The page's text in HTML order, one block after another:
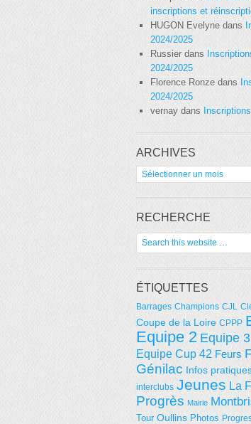
inscriptions et
HUGON Evelyne dans
2024/2025
Russier dans
2024/2025
Florence Ronze dans
2024/2025
vernay dans
ARCHIVES
Archives
RECHERCHE
ÉTIQUETTES
Barrages Champions CJL
Coupe de la Loire CPPP
Equipe 2 Equipe 3
Equipe Cup 42 Feurs
Génilac Infos
interclubs Jeunes La
Progrès Mairie
Tour Oullins Photos